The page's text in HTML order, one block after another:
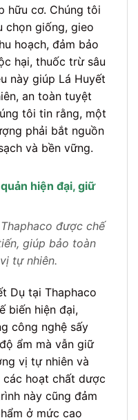
hữu cơ. Chúng tôi
chọn giống, gieo
hoạch, đảm bảo
hại, thuốc trừ sâu
này giúp Lá Huyết
an toàn tuyệt
tôi tin rằng, một
phải bắt nguồn
và bền vững.
hiện đại, giữ
được chế
giúp bảo toàn
tự nhiên.
Dụ tại Thaphaco
biến hiện đại,
công nghệ sấy
ẩm mà vẫn giữ
vị tự nhiên và
hoạt chất dược
này cũng đảm
ở mức cao